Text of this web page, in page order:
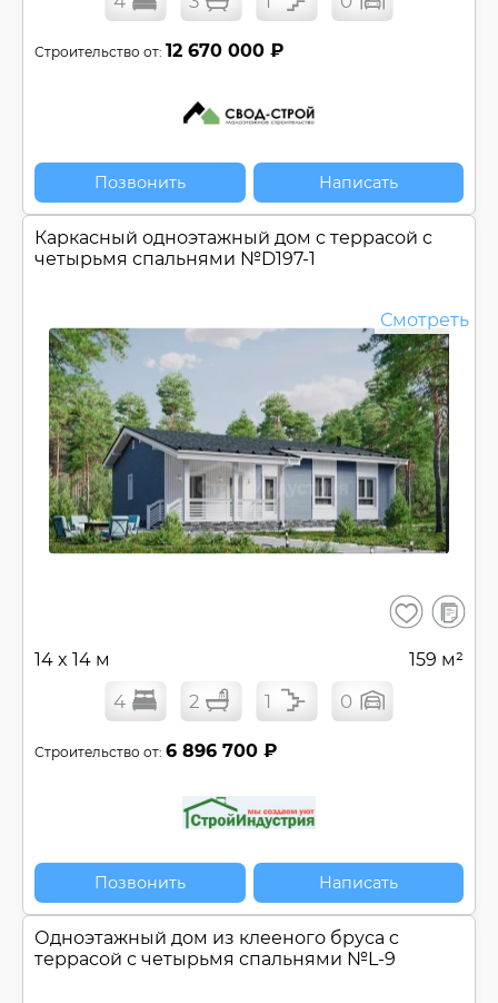
Строительство от: 12 670 000 ₽
Позвонить Написать
Каркасный одноэтажный дом c террасой с
четырьмя спальнями №D197-1
Смотреть
Сохранить
В
14 x 14 м 159 м²
4 2 1 0
Строительство от: 6 896 700 ₽
Позвонить Написать
Одноэтажный дом из клееного бруса c
террасой с четырьмя спальнями №L-9